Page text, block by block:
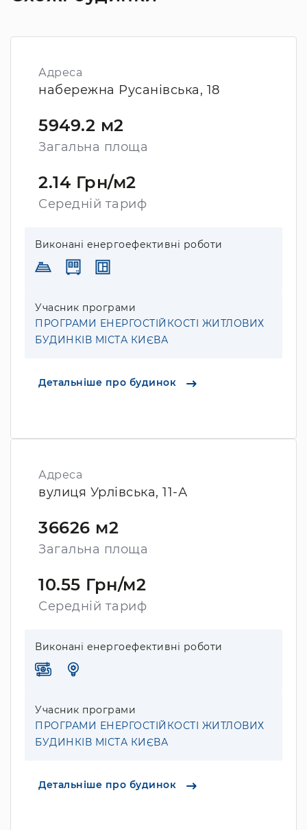
Адреса
набережна Русанівська, 18
5949.2 м2
Загальна площа
2.14 Грн/м2
Середній тариф
Виконані енергоефективні роботи
Учасник програми
ПРОГРАМИ ЕНЕРГОСТІЙКОСТІ ЖИТЛОВИХ
БУДИНКІВ МІСТА КИЄВА
Детальніше про будинок
Адреса
вулиця Урлівська, 11-А
36626 м2
Загальна площа
10.55 Грн/м2
Середній тариф
Виконані енергоефективні роботи
Учасник програми
ПРОГРАМИ ЕНЕРГОСТІЙКОСТІ ЖИТЛОВИХ
БУДИНКІВ МІСТА КИЄВА
Детальніше про будинок